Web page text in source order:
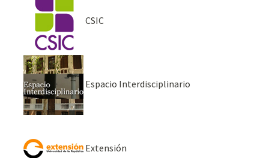
CSIC
Espacio Interdisciplinario
Extensión